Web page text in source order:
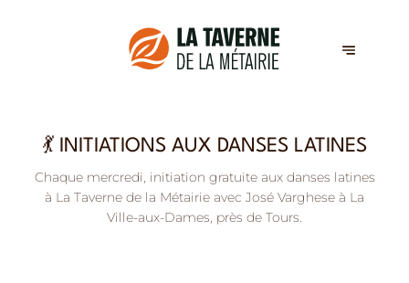
💃 INITIATIONS AUX DANSES LATINES
Chaque mercredi, initiation gratuite aux danses latines
à La Taverne de la Métairie avec José Varghese à La
Ville-aux-Dames, près de Tours.